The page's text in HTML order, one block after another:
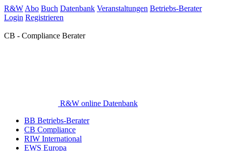
R&W Abo Buch Datenbank Veranstaltungen Betriebs-Berater
Login Registrieren
CB - Compliance Berater
R&W online Datenbank
BB Betriebs-Berater
CB Compliance
RIW International
EWS Europa